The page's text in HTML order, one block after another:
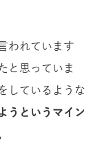
われています
と思っていま
しているような
うというマイン